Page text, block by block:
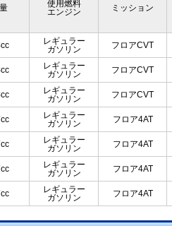
使用燃料
エンジン
ミッション
レギュラー
ガソリン
フロアCVT
レギュラー
ガソリン
フロアCVT
レギュラー
ガソリン
フロアCVT
レギュラー
ガソリン
フロア4AT
レギュラー
ガソリン
フロア4AT
レギュラー
ガソリン
フロア4AT
レギュラー
ガソリン
フロア4AT